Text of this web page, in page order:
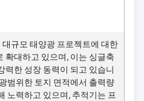
대규모 태양광 프로젝트에 대한
확대하고 있으며, 이는 싱글축
력한 성장 동력이 되고 있습니
범위한 토지 면적에서 출력량
노력하고 있으며, 추적기는 프